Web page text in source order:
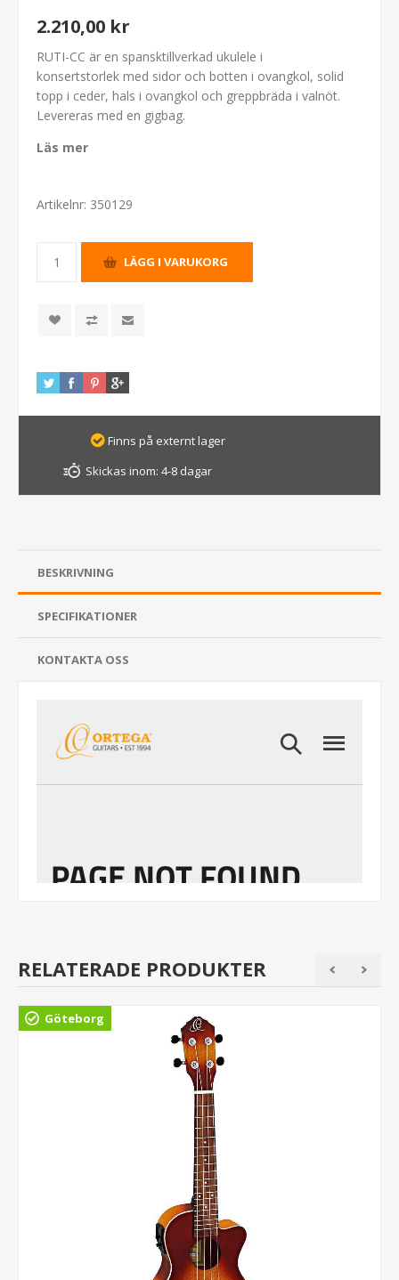
2.210,00 kr
RUTI-CC är en spansktillverkad ukulele i
konsertstorlek med sidor och botten i ovangkol, solid
topp i ceder, hals i ovangkol och greppbräda i valnöt.
Levereras med en gigbag.
Läs mer
Artikelnr: 350129
Finns på externt lager
Skickas inom: 4-8 dagar
BESKRIVNING
SPECIFIKATIONER
KONTAKTA OSS
RELATERADE PRODUKTER
Göteborg